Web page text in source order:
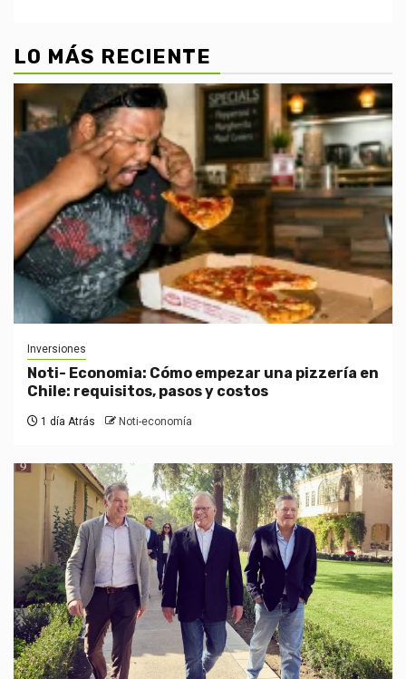
LO MÁS RECIENTE
Inversiones
Noti- Economia: Cómo empezar una pizzería en
Chile: requisitos, pasos y costos
1 día Atrás Noti-economía